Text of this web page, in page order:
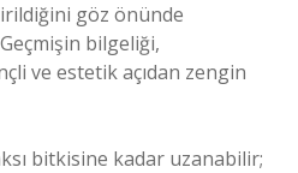
göz önünde
bilgeliği,
ve estetik açıdan zengin
bitkisine kadar uzanabilir;